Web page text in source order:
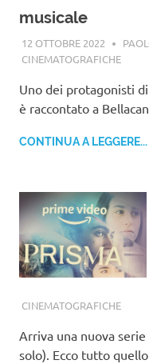
musicale
12 OTTOBRE 2022
CINEMATOGRAFICHE
Uno dei protagonisti
è raccontato a
CONTINUA A LEGGERE...
CINEMATOGRAFICHE
Arriva una nuova
solo). Ecco tutto